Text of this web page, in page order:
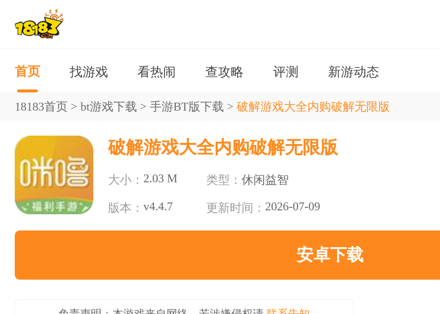
首页 找游戏 看热闹 查攻略 评测 新游动态
18183首页 > bt游戏下载 > 手游BT版下载 > 破解游戏大全内购破解无限版
破解游戏大全内购破解无限版
大小： 2.03 M 类型： 休闲益智
版本： v4.4.7 更新时间： 2026-07-09
安卓下载